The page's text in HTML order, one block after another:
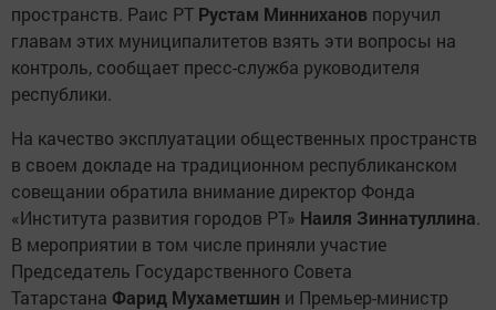
пространств. Раис РТ Рустам Минниханов поручил
главам этих муниципалитетов взять эти вопросы на
контроль, сообщает пресс-служба руководителя
республики.
На качество эксплуатации общественных пространств
в своем докладе на традиционном республиканском
совещании обратила внимание директор Фонда
«Института развития городов РТ» Наиля Зиннатуллина.
В мероприятии в том числе приняли участие
Председатель Государственного Совета
Татарстана Фарид Мухаметшин и Премьер-министр